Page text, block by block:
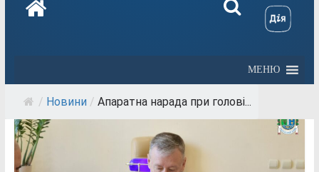
МЕНЮ
/ Новини / Апаратна нарада при голові...